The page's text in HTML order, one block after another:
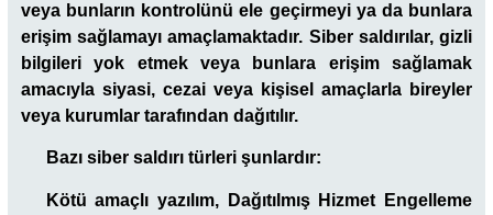
veya bunların kontrolünü ele geçirmeyi ya da bunlara
erişim sağlamayı amaçlamaktadır. Siber saldırılar, gizli
bilgileri yok etmek veya bunlara erişim sağlamak
amacıyla siyasi, cezai veya kişisel amaçlarla bireyler
veya kurumlar tarafından dağıtılır.
Bazı siber saldırı türleri şunlardır:
Kötü amaçlı yazılım, Dağıtılmış Hizmet Engelleme